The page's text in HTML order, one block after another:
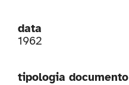
data
1962
tipologia documento